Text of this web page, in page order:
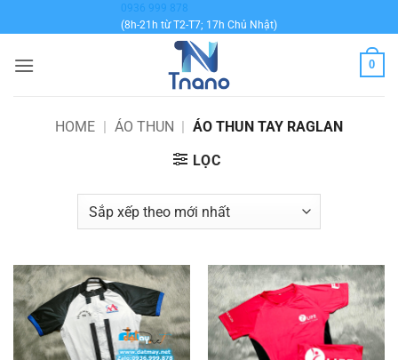
qua
dung
0936 999 878
(8h-21h từ T2-T7; 17h Chủ Nhật)
0
HOME | ÁO THUN | ÁO THUN TAY RAGLAN
LỌC